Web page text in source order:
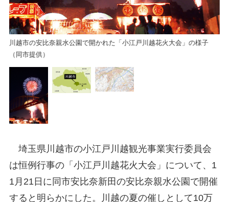
川越市の安比奈親水公園で開かれた「小江戸川越花火大会」の様子
（同市提供）
埼玉県川越市の小江戸川越観光事業実行委員会
は恒例行事の「小江戸川越花火大会」について、1
1月21日に同市安比奈新田の安比奈親水公園で開催
すると明らかにした。川越の夏の催しとして10万